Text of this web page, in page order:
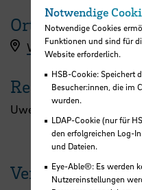
Ort
Workshopanmeldung
Referent:in
Uwe Langhans
Veranstaltungen
Notwendige
Notwendige Cookies
Funktionen und sind für
Website erforderlich.
HSB-Cookie: Speichert
Besucher:innen, die im
wurden.
LDAP-Cookie (nur für
den erfolgreichen Log-
und Dateien.
Eye-Able®: Es werden
Nutzereinstellungen